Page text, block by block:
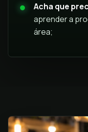
Acha que
aprender a
área;